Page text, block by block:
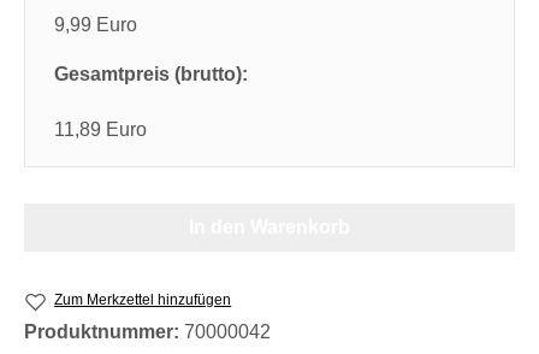
9,99 Euro
Gesamtpreis (brutto):
11,89 Euro
Zum Merkzettel hinzufügen
Produktnummer: 70000042